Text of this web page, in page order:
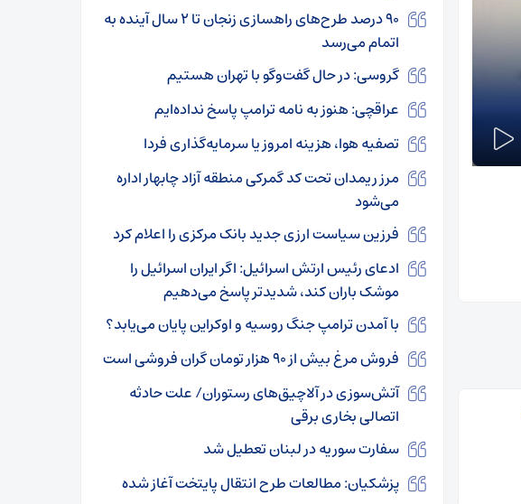
۹۰ درصد طرح‌های راهسازی زنجان تا ۲ سال آینده به
اتمام می‌رسد
گروسی: در حال گفت‌و‌گو با تهران هستیم
عراقچی: هنوز به نامه ترامپ پاسخ نداده‌ایم
تصفیه هوا، هزینه امروز یا سرمایه‌گذاری فردا
مرز ریمدان تحت کد گمرکی منطقه آزاد چابهار اداره
می‌شود
فرزین سیاست ارزی جدید بانک مرکزی را اعلام کرد
ادعای رئیس ارتش اسرائیل: اگر ایران اسرائیل را
موشک باران کند، شدیدتر پاسخ می‌دهیم
با آمدن ترامپ جنگ روسیه و اوکراین پایان می‌یابد؟
فروش مرغ بیش از ۹۰ هزار تومان گران فروشی است
آتش‌سوزی در آلاچیق‌های رستوران/ علت حادثه
اتصالی بخاری برقی
سفارت سوریه در لبنان تعطیل شد
پزشکیان: مطالعات طرح انتقال پایتخت آغاز شده